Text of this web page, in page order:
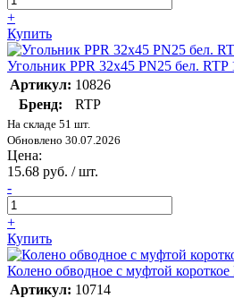
+
Купить
Угольник PPR 32х45 PN25 бел. RTP
Артикул: 10826
Бренд:
RTP
На складе 51 шт.
Обновлено 30.07.2026
Цена:
15.68 руб. / шт.
-
+
Купить
Колено обводное с муфтой короткое
Артикул: 10714